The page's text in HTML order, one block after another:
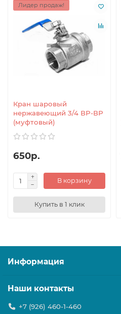
Лидер продаж!
Кран шаровый
нержавеющий 3/4 ВР-ВР
(муфтовый)
650р.
В корзину
Купить в 1 клик
Информация
Наши контакты
+7 (926) 460-1-460